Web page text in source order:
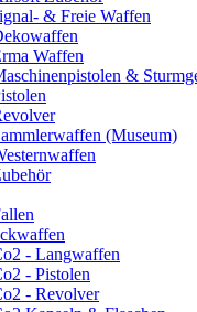
& Freie Waffen
Waffen
&
(Museum)
- Langwaffen
- Pistolen
- Revolver